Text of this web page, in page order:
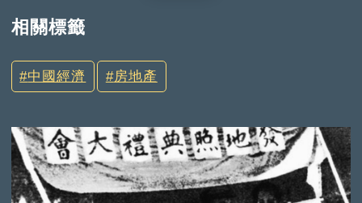
相關標籤
中國經濟 房地產